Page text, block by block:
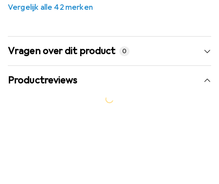
Vergelijk alle 42 merken
Vragen over dit product 0
Productreviews